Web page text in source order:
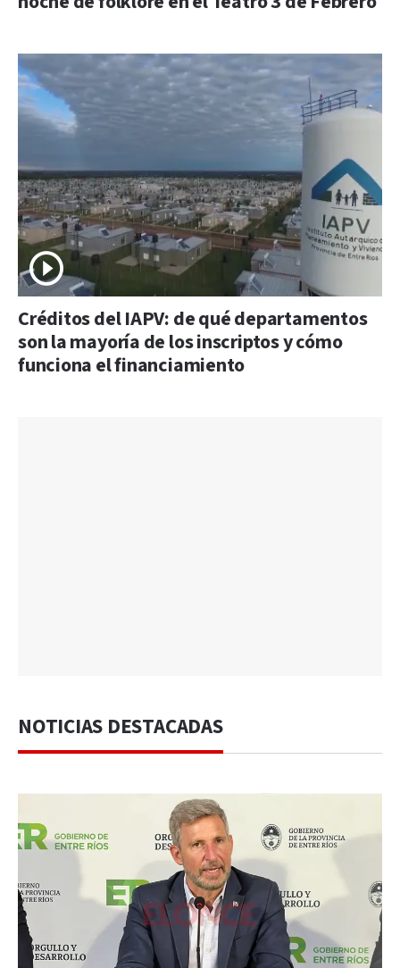
Créditos del IAPV: de qué departamentos
son la mayoría de los inscriptos y cómo
funciona el financiamiento
NOTICIAS DESTACADAS